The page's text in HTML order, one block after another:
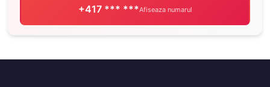
+417 *** ***Afiseaza numarul